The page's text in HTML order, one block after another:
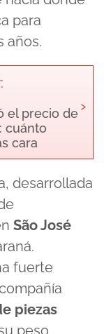
para
años.
el precio de
cuánto
cara
›
desarrollada
São José
fuerte
piezas
peso